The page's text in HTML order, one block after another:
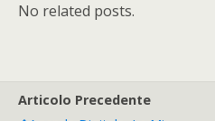
No related posts.
Articolo Precedente